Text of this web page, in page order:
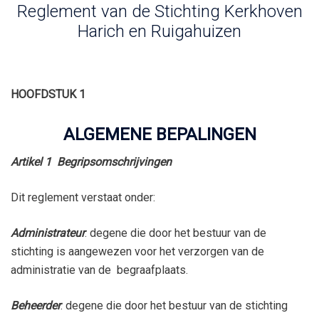
Reglement van de Stichting Kerkhoven
Harich en Ruigahuizen
HOOFDSTUK 1
ALGEMENE BEPALINGEN
Artikel 1 Begripsomschrijvingen
Dit reglement verstaat onder:
Administrateur: degene die door het bestuur van de
stichting is aangewezen voor het verzorgen van de
administratie van de begraafplaats.
Beheerder: degene die door het bestuur van de stichting